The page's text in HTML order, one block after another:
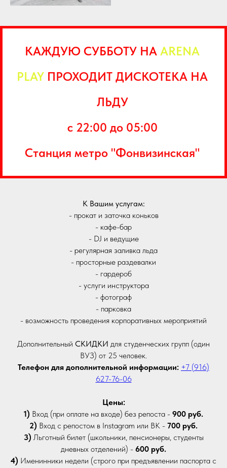
КАЖДУЮ СУББОТУ НА ARENA
PLAY ПРОХОДИТ ДИСКОТЕКА НА
ЛЬДУ
с 22:00 до 05:00
Станция метро "Фонвизинская"
К Вашим услугам:
- прокат и заточка коньков
- кафе-бар
- DJ и ведущие
- регулярная заливка льда
- просторные раздевалки
- гардероб
- услуги инструктора
- фотограф
- парковка
- возможность проведения корпоративных мероприятий
Дополнительный СКИДКИ для студенческих групп (один
ВУЗ) от 25 человек.
Телефон для дополнительной информации: +7 (916)
627-76-06
Цены:
1) Вход (при оплате на входе) без репоста - 900 руб.
2) Вход с репостом в Instagram или ВК - 700 руб.
3) Льготный билет (школьники, пенсионеры, студенты
дневных отделений) - 600 руб.
4) Именинники недели (строго при предъявлении паспорта с